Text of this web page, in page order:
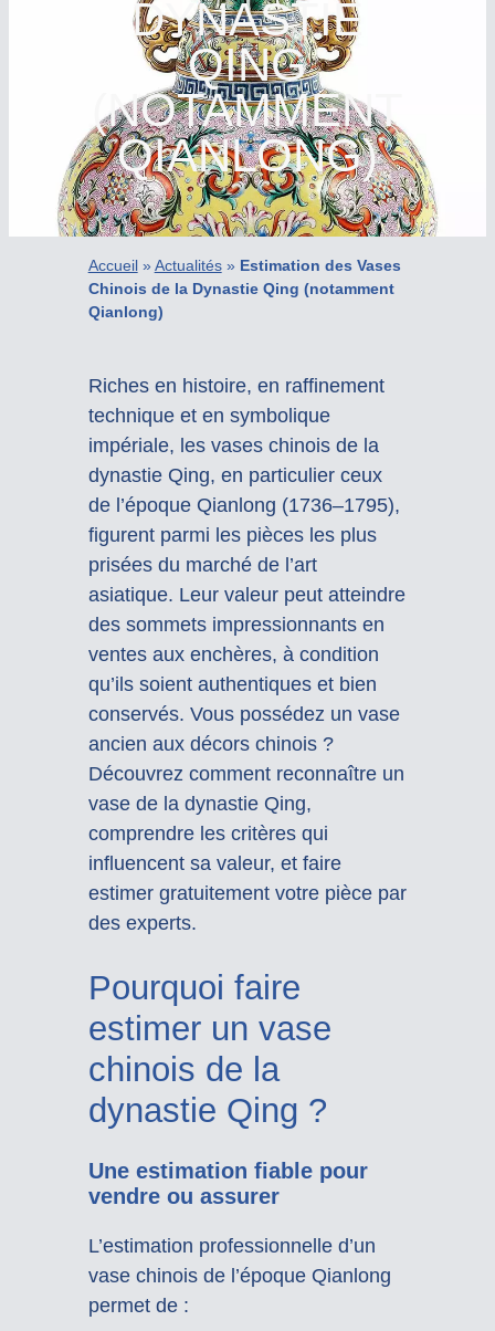
DYNASTIE
QING
(NOTAMMENT
QIANLONG)
Accueil»Actualités» Estimation des Vases
Chinois de la Dynastie Qing (notamment
Qianlong)
Riches en histoire, en raffinement
technique et en symbolique
impériale, les vases chinois de la
dynastie Qing, en particulier ceux
de l’époque Qianlong (1736–1795),
figurent parmi les pièces les plus
prisées du marché de l’art
asiatique. Leur valeur peut atteindre
des sommets impressionnants en
ventes aux enchères, à condition
qu’ils soient authentiques et bien
conservés. Vous possédez un vase
ancien aux décors chinois ?
Découvrez comment reconnaître un
vase de la dynastie Qing,
comprendre les critères qui
influencent sa valeur, et faire
estimer gratuitement votre pièce par
des experts.
Pourquoi faire
estimer un vase
chinois de la
dynastie Qing ?
Une estimation fiable pour
vendre ou assurer
L’estimation professionnelle d’un
vase chinois de l’époque Qianlong
permet de :